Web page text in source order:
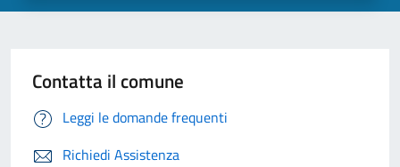
Contatta il comune
Leggi le domande frequenti
Richiedi Assistenza